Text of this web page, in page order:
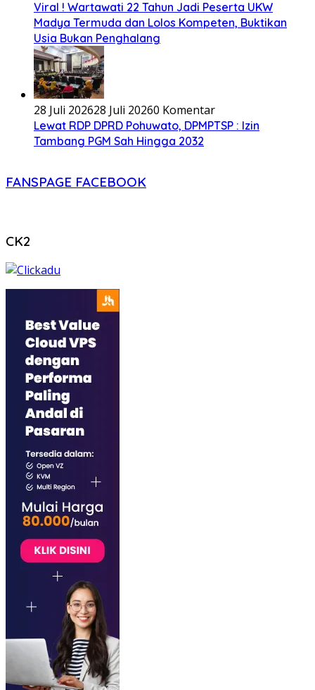
Viral ! Wartawati 22 Tahun Jadi Peserta UKW
Madya Termuda dan Lolos Kompeten, Buktikan
Usia Bukan Penghalang
28 Juli 202628 Juli 20260 Komentar
Lewat RDP DPRD Pohuwato, DPMPTSP : Izin
Tambang PGM Sah Hingga 2032
FANSPAGE FACEBOOK
CK2